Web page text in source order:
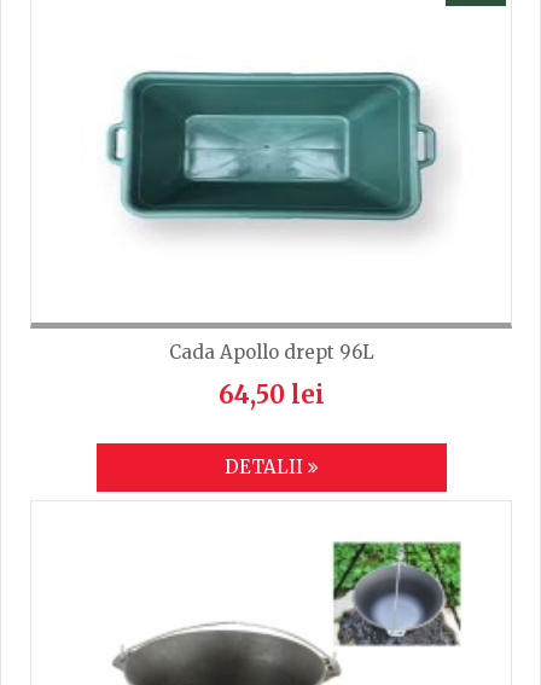
Cada Apollo drept 96L
64,50 lei
DETALII